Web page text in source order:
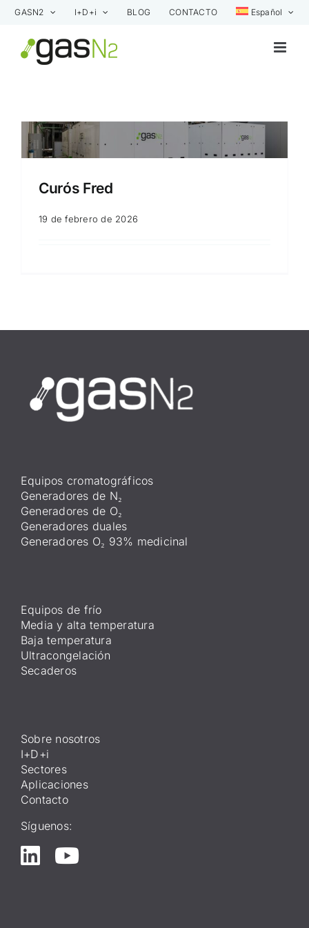
Saltar
contenido
GASN2 I+D+i BLOG CONTACTO Español
Curós Fred
19 de febrero de 2026
Equipos cromatográficos
Generadores de N₂
Generadores de O₂
Generadores duales
Generadores O₂ 93% medicinal
Equipos de frío
Media y alta temperatura
Baja temperatura
Ultracongelación
Secaderos
Sobre nosotros
I+D+i
Sectores
Aplicaciones
Contacto
Síguenos: